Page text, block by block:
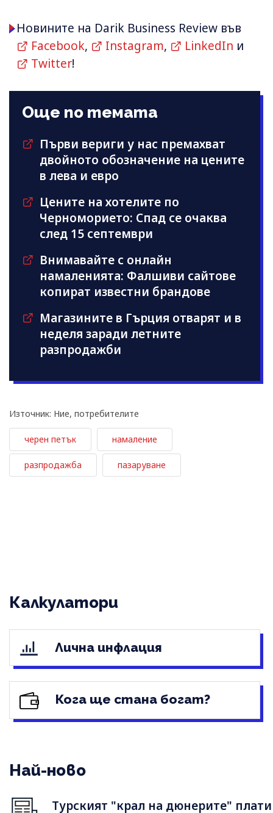
Новините на Darik Business Review във
Facebook, Instagram, LinkedIn и
Twitter!
Още по темата
Първи вериги у нас премахват
двойното обозначение на цените
в лева и евро
Цените на хотелите по
Черноморието: Спад се очаква
след 15 септември
Внимавайте с онлайн
намаленията: Фалшиви сайтове
копират известни брандове
Магазините в Гърция отварят и в
неделя заради летните
разпродажби
Източник: Ние, потребителите
черен петък намаление
разпродажба пазаруване
Калкулатори
Лична инфлация
Кога ще стана богат?
Най-ново
Турският "крал на дюнерите" плати